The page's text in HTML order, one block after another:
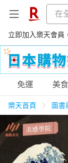
立即加入樂天會員
購物網分類
天天免運
免運 美食
樂天首頁 圖書